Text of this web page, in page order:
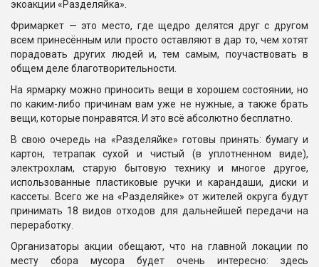
экоакции «Разделяйка».
Фримаркет — это место, где щедро делятся друг с другом
всем принесённым или просто оставляют в дар то, чем хотят
порадовать других людей и, тем самым, поучаствовать в
общем деле благотворительности.
На ярмарку можно приносить вещи в хорошем состоянии, но
по каким-либо причинам вам уже не нужные, а также брать
вещи, которые понравятся. И это всё абсолютно бесплатно.
В свою очередь на «Разделяйке» готовы принять: бумагу и
картон, тетрапак сухой и чистый (в уплотненном виде),
электрохлам, старую бытовую технику и многое другое,
использованные пластиковые ручки и карандаши, диски и
кассеты. Всего же на «Разделяйке» от жителей округа будут
принимать 18 видов отходов для дальнейшей передачи на
переработку.
Организаторы акции обещают, что на главной локации по
месту сбора мусора будет очень интересно: здесь